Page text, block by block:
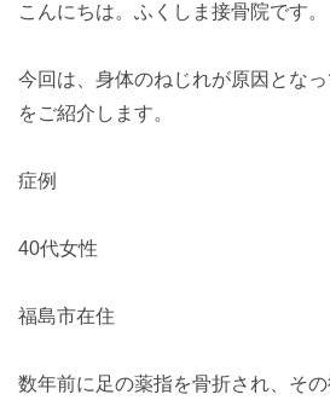
こんにちは。ふくしま接骨院です。
今回は、身体のねじれが原因とな
をご紹介します。
症例
40代女性
福島市在住
数年前に足の薬指を骨折され、そ